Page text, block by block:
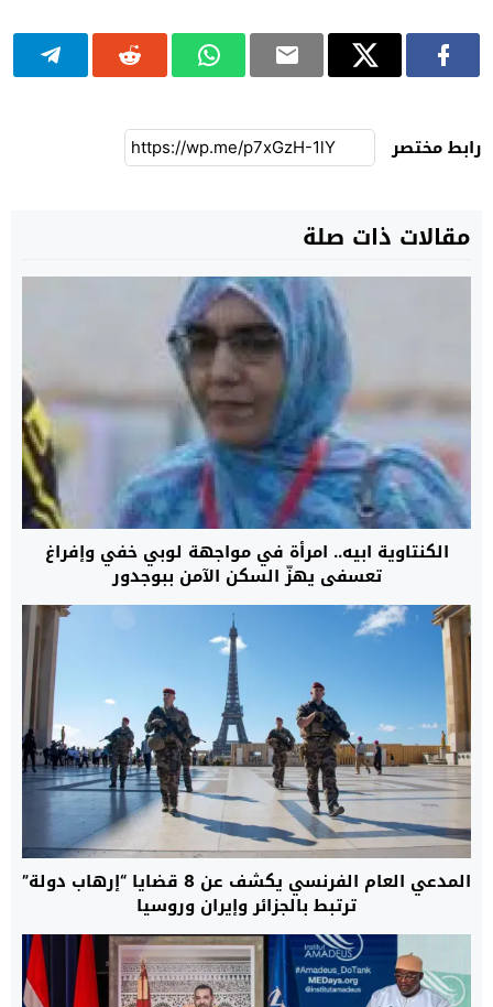
رابط مختصر
مقالات ذات صلة
الكنتاوية ابيه.. امرأة في مواجهة لوبي خفي وإفراغ
تعسفي يهزّ السكن الآمن ببوجدور
المدعي العام الفرنسي يكشف عن 8 قضايا “إرهاب دولة”
ترتبط بالجزائر وإيران وروسيا